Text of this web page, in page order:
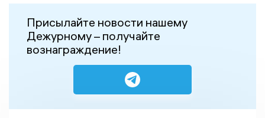
Присылайте новости нашему
Дежурному – получайте
вознаграждение!